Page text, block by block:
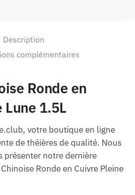
Description
complémentaires
Ronde en
Lune 1.5L
votre boutique en ligne
de théières de qualité. Nous
présenter notre dernière
Ronde en Cuivre Pleine